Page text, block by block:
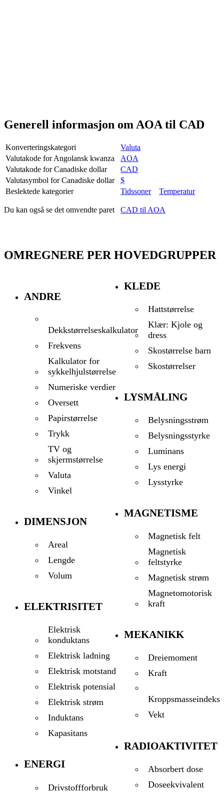
Generell informasjon om AOA til CAD
Konverteringskategori
Valuta
Valutakode for Angolansk kwanza
AOA
Valutakode for Canadiske dollar
CAD
Valutasymbol for Canadiske dollar
$
Beslektede kategorier
Tidssoner Temperatur
Du kan også se det omvendte paret CAD til AOA
OMREGNERE PER HOVEDGRUPPER
ANDRE
Dekkstørrelseskalkulator
Frekvens
Kalkulator for
sykkelhjulstørrelse
Numeriske verdier
Oversett
Papirstørrelse
Trykk
TV og
skjermstørrelse
Valuta
Vinkel
DIMENSJON
Areal
Lengde
Volum
ELEKTRISITET
Elektrisk
konduktans
Elektrisk ladning
Elektrisk motstand
Elektrisk potensial
Elektrisk strøm
Induktans
Kapasitans
ENERGI
Drivstoffforbruk
KLEDE
Hattstørrelse
Klær: Kjole og
dress
Skostørrelse barn
Skostørrelser
LYSMÅLING
Belysningsstrøm
Belysningsstyrke
Luminans
Lys energi
Lysstyrke
MAGNETISME
Magnetisk felt
Magnetisk
feltstyrke
Magnetisk strøm
Magnetomotorisk
kraft
MEKANIKK
Dreiemoment
Kraft
Kroppsmasseindeks
Vekt
RADIOAKTIVITET
Absorbert dose
Doseekvivalent